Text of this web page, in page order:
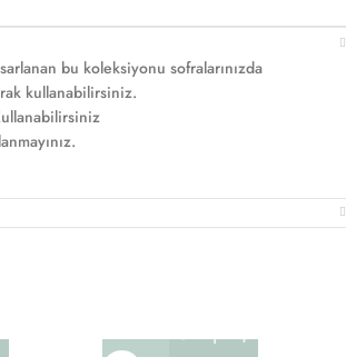
bu koleksiyonu sofralarınızda
kullanabilirsiniz.